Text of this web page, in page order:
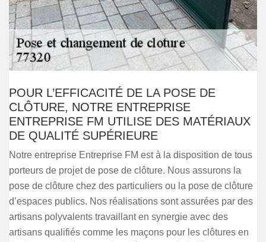
POUR L’EFFICACITÉ DE LA POSE DE
CLÔTURE, NOTRE ENTREPRISE
ENTREPRISE FM UTILISE DES MATÉRIAUX
DE QUALITÉ SUPÉRIEURE
Notre entreprise Entreprise FM est à la disposition de tous
porteurs de projet de pose de clôture. Nous assurons la
pose de clôture chez des particuliers ou la pose de clôture
d’espaces publics. Nos réalisations sont assurées par des
artisans polyvalents travaillant en synergie avec des
artisans qualifiés comme les maçons pour les clôtures en